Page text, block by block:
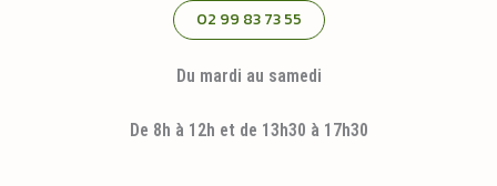
02 99 83 73 55
Du mardi au samedi
De 8h à 12h et de 13h30 à 17h30